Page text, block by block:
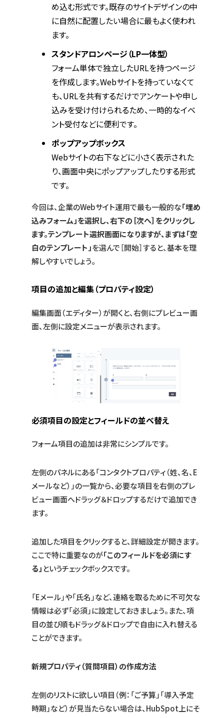
め込む形式です。既存のサイトデザインの中
に自然に配置したい場合に最もよく使われ
ます。
スタンドアロンページ（LP一体型）
フォーム単体で独立したURLを持つページ
を作成します。Webサイトを持っていなくて
も、URLを共有するだけでアンケートや申し
込みを受け付けられるため、一時的なイベ
ント受付などに便利です。
ポップアップボックス
Webサイトの右下などに小さく表示された
り、画面中央にポップアップしたりする形式
です。
今回は、企業のWebサイト運用で最も一般的な「埋め
込みフォーム」を選択し、右下の［次へ］をクリックし
ます。テンプレート選択画面になりますが、まずは「空
白のテンプレート」を選んで［開始］すると、基本を理
解しやすいでしょう。
項目の追加と編集（プロパティ設定）
編集画面（エディター）が開くと、右側にプレビュー画
面、左側に設定メニューが表示されます。
必須項目の設定とフィールドの並べ替え
フォーム項目の追加は非常にシンプルです。
左側のパネルにある「コンタクトプロパティ（姓、名、E
メールなど）」の一覧から、必要な項目を右側のプレ
ビュー画面へドラッグ＆ドロップするだけで追加でき
ます。
追加した項目をクリックすると、詳細設定が開きます。
ここで特に重要なのが「このフィールドを必須にす
る」 というチェックボックスです。
「Eメール」や「氏名」など、連絡を取るために不可欠な
情報は必ず「必須」に設定しておきましょう。また、項
目の並び順もドラッグ＆ドロップで自由に入れ替える
ことができます。
新規プロパティ（質問項目）の作成方法
左側のリストに欲しい項目（例：「ご予算」「導入予定
時期」など）が見当たらない場合は、HubSpot上にそ